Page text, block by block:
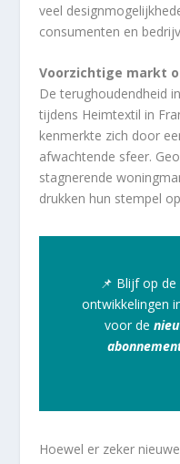
veel
consumenten en
Voorzichtige markt
De terughoudendheid
tijdens Heimtextil in
kenmerkte zich door
afwachtende sfeer.
stagnerende
drukken hun stempel
📌 Blijf op
ontwikkelingen
voor de
Hoewel er zeker